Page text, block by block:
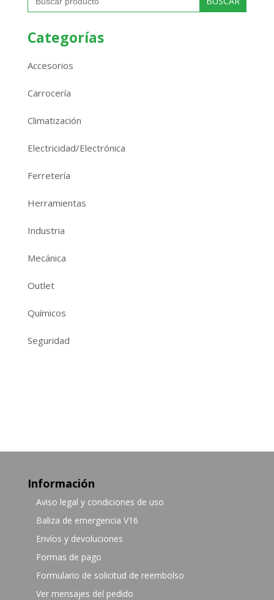
Categorías
Accesorios
Carrocería
Climatización
Electricidad/Electrónica
Ferretería
Herramientas
Industria
Mecánica
Outlet
Químicos
Seguridad
Información
Aviso legal y condiciones de uso
Baliza de emergencia V16
Envíos y devoluciones
Formas de pago
Formulario de solicitud de reembolso
Ver mensajes del pedido